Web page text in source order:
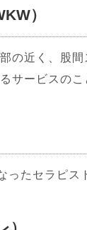
）
の近く、股
サービスのこ
ったセラピス